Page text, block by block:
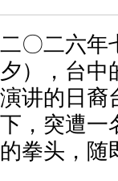
二〇二六年
夕），台中
演讲的日裔
下，突遭一
的拳头，随